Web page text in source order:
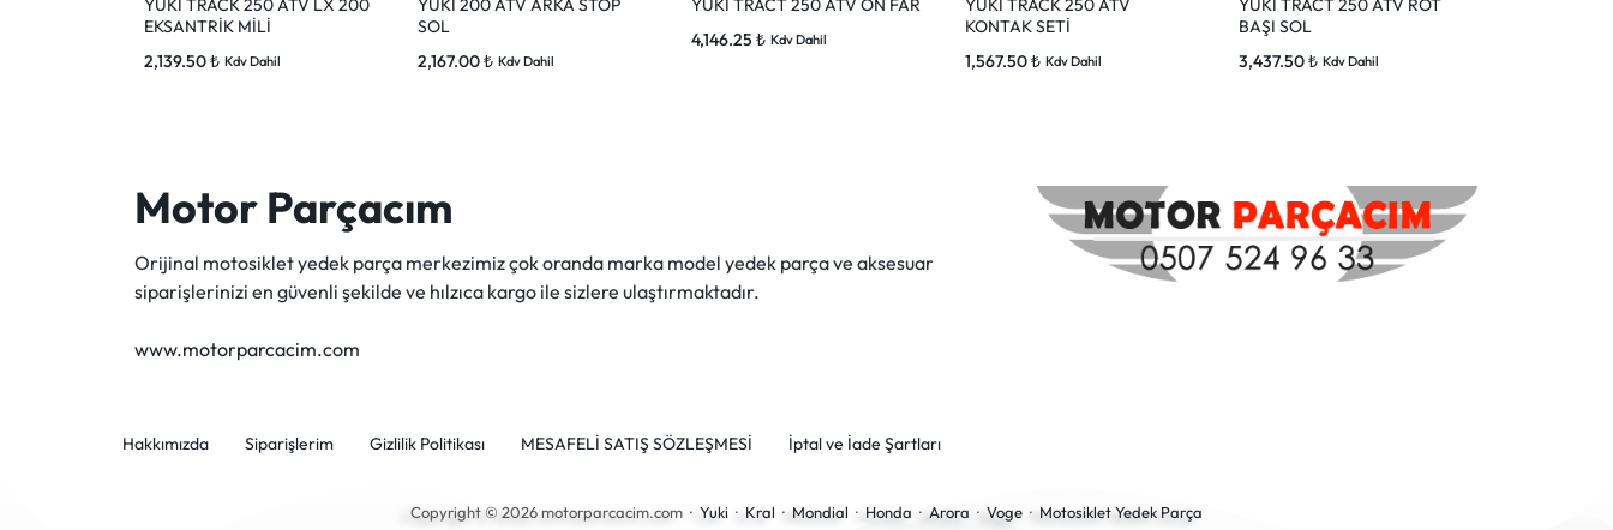
YUKİ TRACK 250 ATV LX 200
EKSANTRİK MİLİ
2,139.50₺ Kdv Dahil
YUKİ 200 ATV ARKA STOP
SOL
2,167.00₺ Kdv Dahil
YUKİ TRACT 250 ATV ÖN FAR
4,146.25 ₺ Kdv Dahil
YUKİ TRACK 250 ATV
KONTAK SETİ
1,567.50₺ Kdv Dahil
YUKİ TRACT 250 ATV ROT
BAŞI SOL
3,437.50₺ Kdv Dahil
Motor Parçacım
Orijinal motosiklet yedek parça merkezimiz çok oranda marka model yedek parça ve aksesuar
siparişlerinizi en güvenli şekilde ve hılzıca kargo ile sizlere ulaştırmaktadır.
www.motorparcacim.com
Hakkımızda Siparişlerim Gizlilik Politikası MESAFELİ SATIŞ SÖZLEŞMESİ İptal ve İade Şartları
Copyright © 2026 motorparcacim.com · Yuki · Kral · Mondial · Honda ·Arora · Voge · Motosiklet Yedek Parça